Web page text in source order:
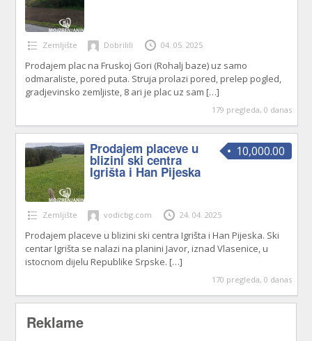
Zemljište Dobrilili 04. 05. 2025
Prodajem plac na Fruskoj Gori (Rohalj baze) uz samo
odmaraliste, pored puta. Struja prolazi pored, prelep pogled,
gradjevinsko zemljiste, 8 ari je plac uz sam […]
179 pregleda, 0 danas
10,000.00
Prodajem placeve u
blizini ski centra
Igrišta i Han Pijeska
Zemljište vodicbg.com 24. 04. 2025
Prodajem placeve u blizini ski centra Igrišta i Han Pijeska. Ski
centar Igrišta se nalazi na planini Javor, iznad Vlasenice, u
istocnom dijelu Republike Srpske. […]
170 pregleda, 0 danas
Reklame